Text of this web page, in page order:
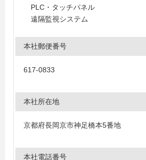
PLC・タッチパネル
遠隔監視システム
本社郵便番号
617-0833
本社所在地
京都府長岡京市神足橋本5番地
本社電話番号